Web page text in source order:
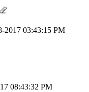
2017 03:43:15 PM
08:43:32 PM